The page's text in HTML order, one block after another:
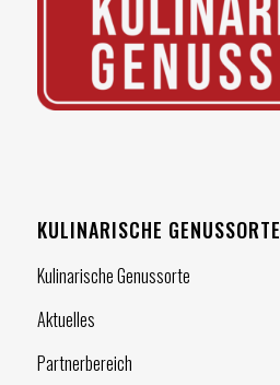
KULINARISCHE GENUSSORTE
Kulinarische Genussorte
Aktuelles
Partnerbereich